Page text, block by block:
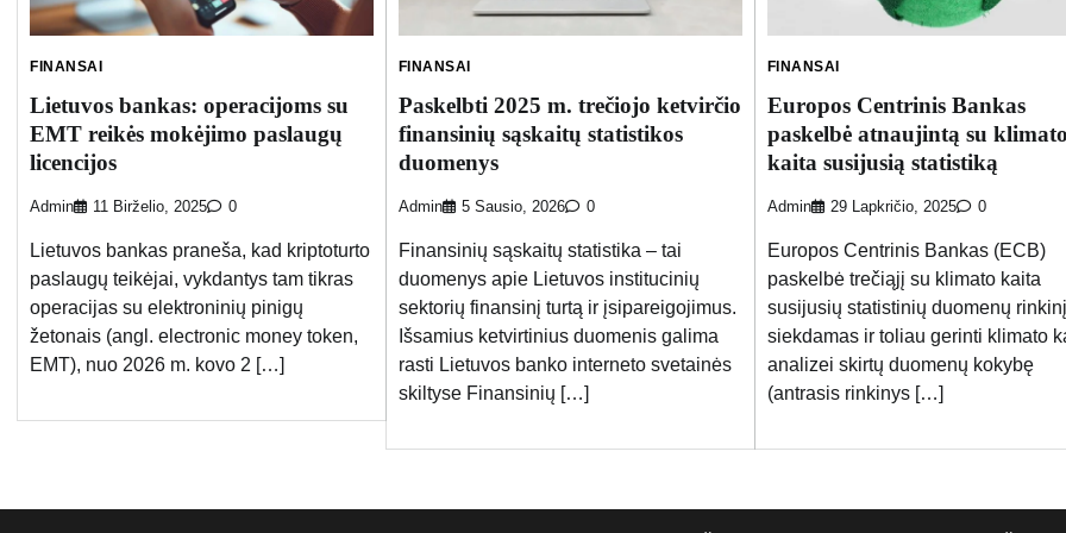
FINANSAI
Lietuvos bankas: operacijoms su
EMT reikės mokėjimo paslaugų
licencijos
Admin 11 Birželio, 2025 0
Lietuvos bankas praneša, kad kriptoturto
paslaugų teikėjai, vykdantys tam tikras
operacijas su elektroninių pinigų
žetonais (angl. electronic money token,
EMT), nuo 2026 m. kovo 2 […]
FINANSAI
Paskelbti 2025 m. trečiojo ketvirčio
finansinių sąskaitų statistikos
duomenys
Admin 5 Sausio, 2026 0
Finansinių sąskaitų statistika – tai
duomenys apie Lietuvos institucinių
sektorių finansinį turtą ir įsipareigojimus.
Išsamius ketvirtinius duomenis galima
rasti Lietuvos banko interneto svetainės
skiltyse Finansinių […]
FINANSAI
Europos Centrinis Bankas
paskelbė atnaujintą su klimato
kaita susijusią statistiką
Admin 29 Lapkričio, 2025 0
Europos Centrinis Bankas (ECB)
paskelbė trečiąjį su klimato kaita
susijusių statistinių duomenų
siekdamas ir toliau gerinti klimato
analizei skirtų duomenų kokybę
(antrasis rinkinys […]